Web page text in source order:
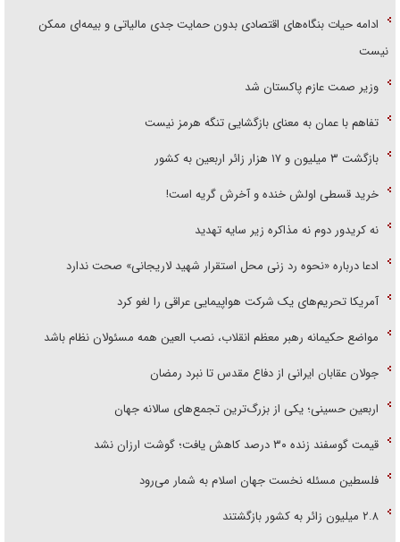
ادامه حیات بنگاه‌های اقتصادی بدون حمایت جدی مالیاتی و بیمه‌ای ممکن
نیست
وزیر صمت عازم پاکستان شد
تفاهم با عمان به معنای بازگشایی تنگه هرمز نیست
بازگشت ۳ میلیون و ۱۷ هزار زائر اربعین به کشور
خرید قسطی اولش خنده و آخرش گریه است!
نه کریدور دوم نه مذاکره زیر سایه تهدید
ادعا درباره «نحوه رد زنی محل استقرار شهید لاریجانی» صحت ندارد
آمریکا تحریم‌های یک شرکت هواپیمایی عراقی را لغو کرد
مواضع حکیمانه رهبر معظم انقلاب، نصب العین همه مسئولان نظام باشد
جولان عقابان ایرانی از دفاع مقدس تا نبرد رمضان
اربعین حسینی؛ یکی از بزرگ‌ترین تجمع‌های سالانه جهان
قیمت گوسفند زنده ۳۰ درصد کاهش یافت؛ گوشت ارزان نشد
فلسطین مسئله نخست جهان اسلام به شمار می‌رود
۲.۸ میلیون زائر به کشور بازگشتند